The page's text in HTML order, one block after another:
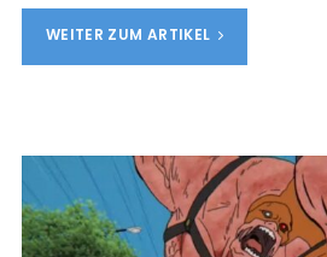
WEITER ZUM ARTIKEL